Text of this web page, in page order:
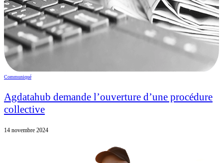
Communiqué
Agdatahub demande l’ouverture d’une procédure
collective
14 novembre 2024